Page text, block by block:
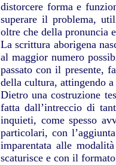
distorcere forma e
superare il problema,
oltre che della pronuncia
La scrittura aborigena
al maggior numero
passato con il presente,
della cultura, attingendo
Dietro una costruzione
fatta dall’intreccio di
inquieti, come spesso
particolari, con
imparentata alle
scaturisce e con il